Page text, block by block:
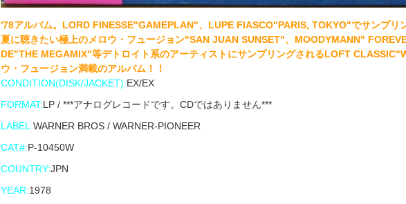
'78アルバム。LORD FINESSE"GAMEPLAN"、LUPE FIASCO"PARIS, TOKYO"でサンプリ
夏に聴きたい極上のメロウ・フュージョン"SAN JUAN SUNSET"、MOODYMANN"
DE"THE MEGAMIX"等デトロイト系のアーティストにサンプリングされるLOFT
ウ・フュージョン満載のアルバム！！
CONDITION(DISK/JACKET):EX/EX
FORMAT:LP / ***アナログレコードです。CDではありません***
LABEL:WARNER BROS / WARNER-PIONEER
CAT#:P-10450W
COUNTRY:JPN
YEAR:1978